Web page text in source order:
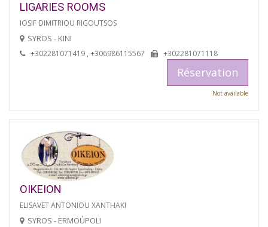
LIGARIES ROOMS
IOSIF DIMITRIOU RIGOUTSOS
SYROS - KINI
+302281071419 , +306986115567 +302281071118
Réservation
Not available
OIKEION
ELISAVET ANTONIOU XANTHAKI
SYROS - ERMOÚPOLI